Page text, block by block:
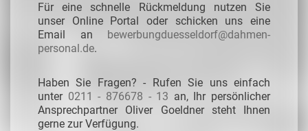
Für eine schnelle Rückmeldung nutzen Sie
unser Online Portal oder schicken uns eine
Email an bewerbungduesseldorf@dahmen-
personal.de.
Haben Sie Fragen? - Rufen Sie uns einfach
unter 0211 - 876678 - 13 an, Ihr persönlicher
Ansprechpartner Oliver Goeldner steht Ihnen
gerne zur Verfügung.